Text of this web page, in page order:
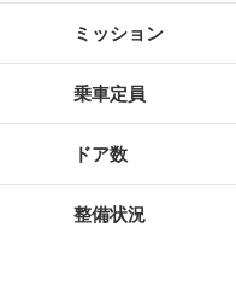
ミッション
乗車定員
ドア数
整備状況